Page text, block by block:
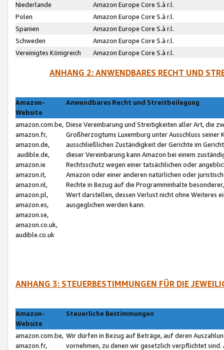
Niederlande
Amazon Europe Core S.à r.l.
Polen
Amazon Europe Core S.à r.l.
Spanien
Amazon Europe Core S.à r.l.
Schweden
Amazon Europe Core S.à r.l.
Vereinigtes Königreich
Amazon Europe Core S.à r.l.
ANHANG 2: ANWENDBARES RECHT UND
Amazon-
Website
Anwendbares Recht und Streitbeilegung
amazon.com.be,
amazon.fr,
amazon.de,
audible.de,
amazon.ie
amazon.it,
amazon.nl,
amazon.pl,
amazon.es,
amazon.se,
amazon.co.uk,
audible.co.uk
Diese Vereinbarung und Streitigkeiten aller Art, die
Großherzogtums Luxemburg unter Ausschluss
ausschließlichen Zuständigkeit der Gerichte im
dieser Vereinbarung kann Amazon bei einem
Rechtsschutz wegen einer tatsächlichen oder
Amazon oder einer anderen natürlichen oder
Rechte in Bezug auf die Programminhalte
Wert darstellen, dessen Verlust nicht ohne Weiteres
ausgeglichen werden kann.
ANHANG 3: STEUERBESTIMMUNGEN FÜR DIE
Amazon-
Website
Steuerliche Bestimmungen
amazon.com.be,
amazon.fr,
Wir dürfen in Bezug auf Beträge, auf deren
vornehmen, zu denen wir gesetzlich verpflichtet